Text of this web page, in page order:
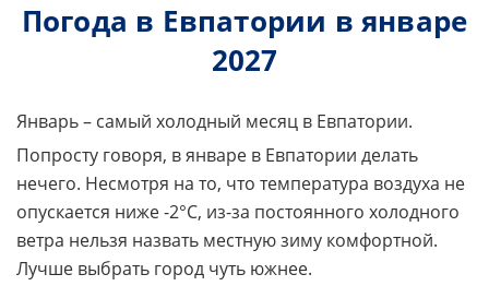
Погода в Евпатории в январе
2027
Январь – самый холодный месяц в Евпатории.
Попросту говоря, в январе в Евпатории делать
нечего. Несмотря на то, что температура воздуха не
опускается ниже -2°C, из-за постоянного холодного
ветра нельзя назвать местную зиму комфортной.
Лучше выбрать город чуть южнее.